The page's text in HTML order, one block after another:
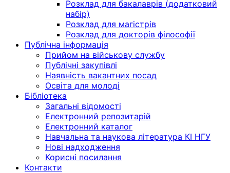
Розклад для бакалаврів (додатковий
набір)
Розклад для магістрів
Розклад для докторів філософії
Публічна інформація
Прийом на військову службу
Публічні закупівлі
Наявність вакантних посад
Освіта для молоді
Бібліотека
Загальні відомості
Електронний репозитарій
Електронний каталог
Навчальна та наукова література КІ НГУ
Нові надходження
Корисні посилання
Контакти